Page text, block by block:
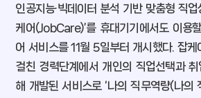
인공지능·빅데이터 분석 기반 맞춤형 직
케어(JobCare)’를 휴대기기에서도 이용
어 서비스를 11월 5일부터 개시했다. 잡케
걸친 경력단계에서 개인의 직업선택과
해 개발된 서비스로 ‘나의 직무역량(나의